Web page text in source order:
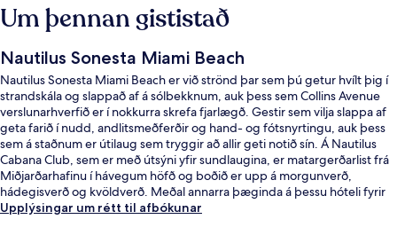
Um þennan gististað
Nautilus Sonesta Miami Beach
Nautilus Sonesta Miami Beach er við strönd þar sem þú getur hvílt þig í
strandskála og slappað af á sólbekknum, auk þess sem Collins Avenue
verslunarhverfið er í nokkurra skrefa fjarlægð. Gestir sem vilja slappa af
geta farið í nudd, andlitsmeðferðir og hand- og fótsnyrtingu, auk þess
sem á staðnum er útilaug sem tryggir að allir geti notið sín. Á Nautilus
Cabana Club, sem er með útsýni yfir sundlaugina, er matargerðarlist frá
Miðjarðarhafinu í hávegum höfð og boðið er upp á morgunverð,
hádegisverð og kvöldverð. Meðal annarra þæginda á þessu hóteli fyrir
vandláta eru 2 barir/setustofur, bar við sundlaugarbakkann og
Upplýsingar um rétt til afbókunar